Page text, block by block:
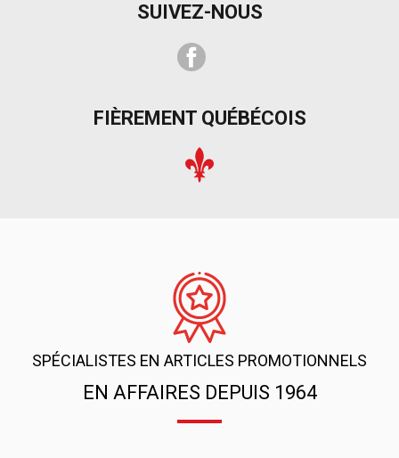
SUIVEZ-NOUS
Facebook
FIÈREMENT QUÉBÉCOIS
SPÉCIALISTES EN ARTICLES PROMOTIONNELS
EN AFFAIRES DEPUIS 1964